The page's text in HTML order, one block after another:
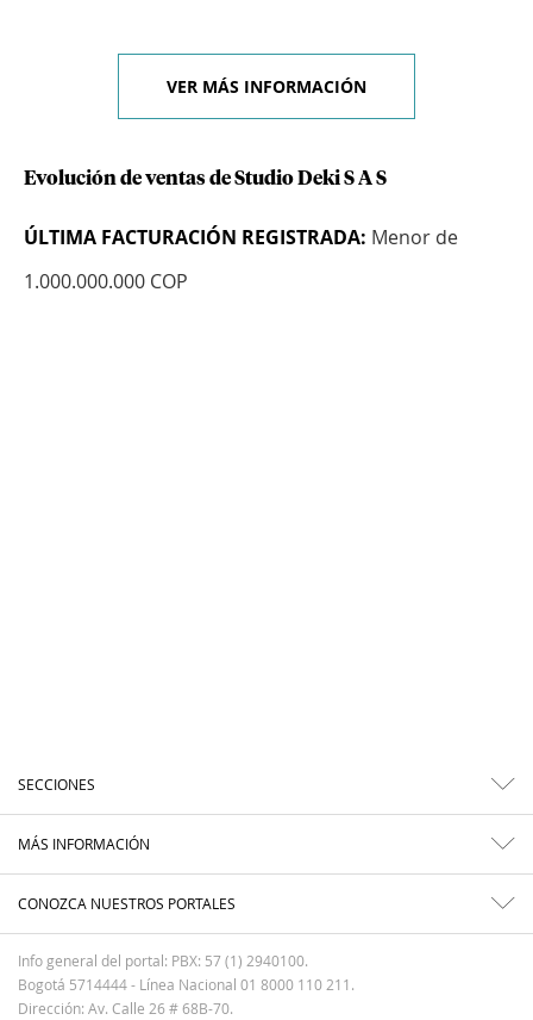
VER MÁS INFORMACIÓN
Evolución de ventas de Studio Deki S A S
ÚLTIMA FACTURACIÓN REGISTRADA: Menor de
1.000.000.000 COP
SECCIONES
MÁS INFORMACIÓN
CONOZCA NUESTROS PORTALES
Info general del portal: PBX: 57 (1) 2940100.
Bogotá 5714444 - Línea Nacional 01 8000 110 211.
Dirección: Av. Calle 26 # 68B-70.